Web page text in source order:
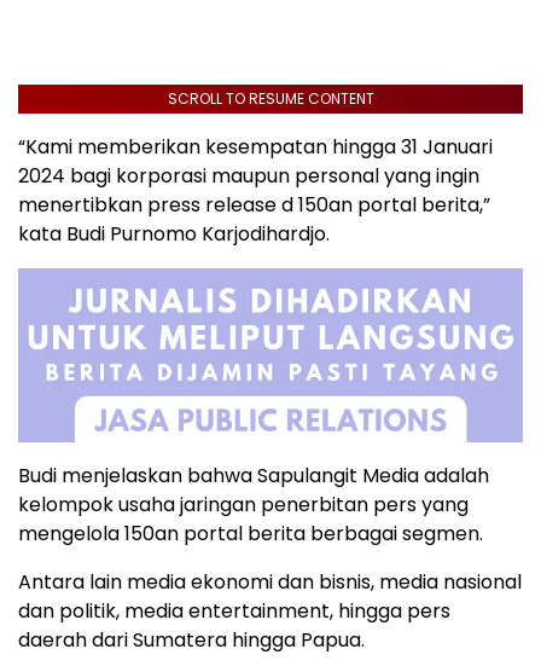
SCROLL TO RESUME CONTENT
“Kami memberikan kesempatan hingga 31 Januari
2024 bagi korporasi maupun personal yang ingin
menertibkan press release d 150an portal berita,”
kata Budi Purnomo Karjodihardjo.
Budi menjelaskan bahwa Sapulangit Media adalah
kelompok usaha jaringan penerbitan pers yang
mengelola 150an portal berita berbagai segmen.
Antara lain media ekonomi dan bisnis, media nasional
dan politik, media entertainment, hingga pers
daerah dari Sumatera hingga Papua.